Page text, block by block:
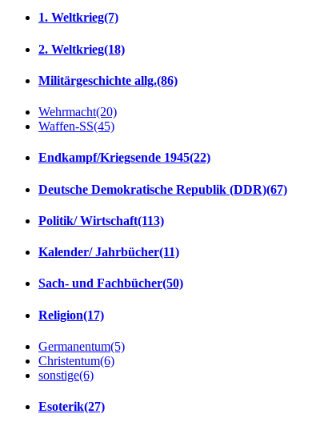
1. Weltkrieg(7)
2. Weltkrieg(18)
Militärgeschichte allg.(86)
Wehrmacht(20)
Waffen-SS(45)
Endkampf/Kriegsende 1945(22)
Deutsche Demokratische Republik (DDR)(67)
Politik/ Wirtschaft(113)
Kalender/ Jahrbücher(11)
Sach- und Fachbücher(50)
Religion(17)
Germanentum(5)
Christentum(6)
sonstige(6)
Esoterik(27)